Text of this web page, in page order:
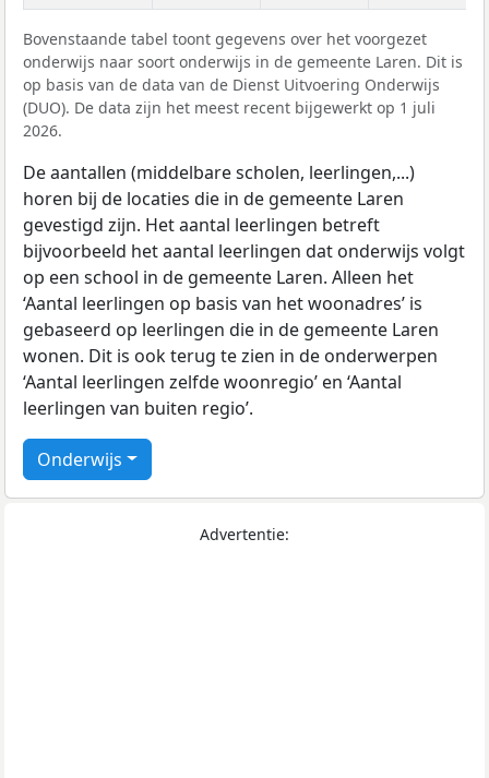
Bovenstaande tabel toont gegevens over het voorgezet
onderwijs naar soort onderwijs in de gemeente Laren. Dit is
op basis van de data van de Dienst Uitvoering Onderwijs
(DUO). De data zijn het meest recent bijgewerkt op 1 juli
2026.
De aantallen (middelbare scholen, leerlingen,...)
horen bij de locaties die in de gemeente Laren
gevestigd zijn. Het aantal leerlingen betreft
bijvoorbeeld het aantal leerlingen dat onderwijs volgt
op een school in de gemeente Laren. Alleen het
‘Aantal leerlingen op basis van het woonadres’ is
gebaseerd op leerlingen die in de gemeente Laren
wonen. Dit is ook terug te zien in de onderwerpen
‘Aantal leerlingen zelfde woonregio’ en ‘Aantal
leerlingen van buiten regio’.
Onderwijs
Advertentie: